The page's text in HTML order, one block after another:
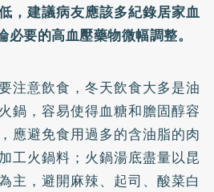
，建議病友應該多紀錄居家血
要的高血壓藥物微幅調整。
注意飲食，冬天飲食大多是油
鍋，容易使得血糖和膽固醇容
應避免食用過多的含油脂的肉
工火鍋料；火鍋湯底盡量以昆
主，避開麻辣、起司、酸菜白